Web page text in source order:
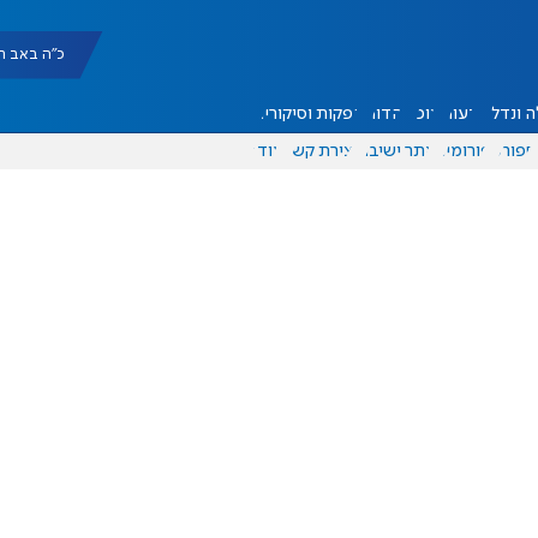
כ"ה באב תשפ"ו
ונדל"ן דעות אוכל יהדות הפקות וסיקורים
ספורט פורומים אתר ישיבה יצירת קשר עוד